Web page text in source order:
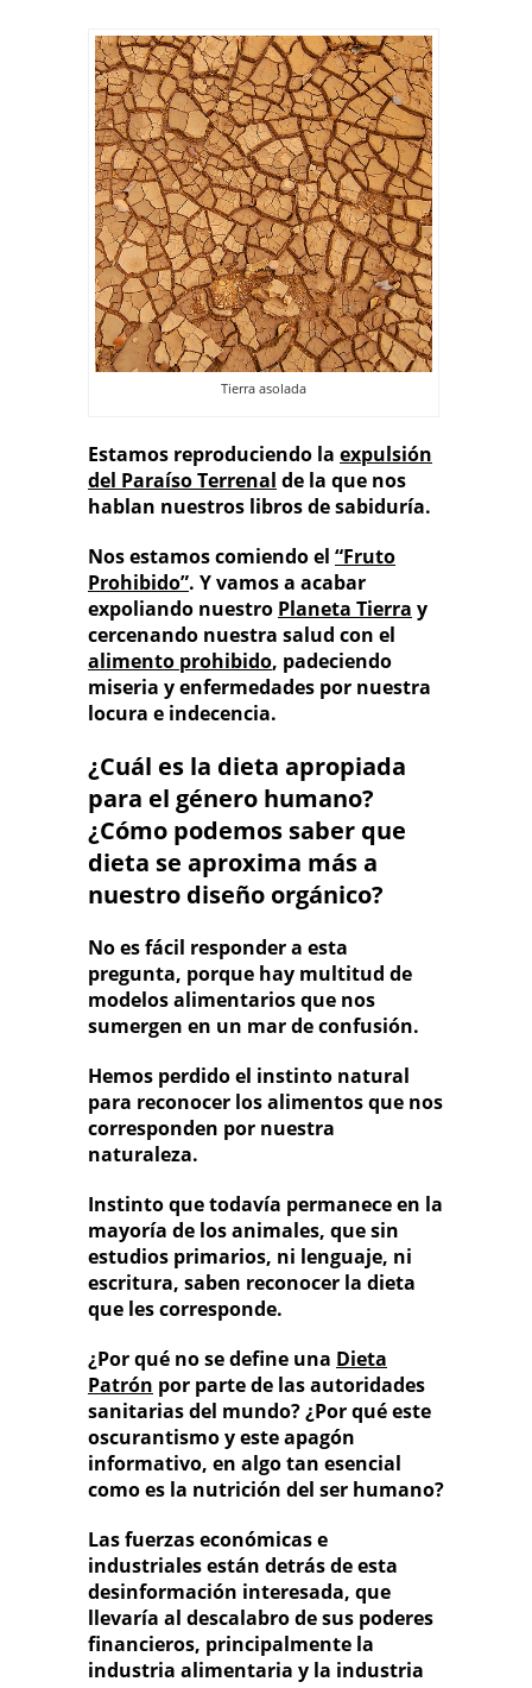
Tierra asolada
Estamos reproduciendo la expulsión
del Paraíso Terrenal de la que nos
hablan nuestros libros de sabiduría.
Nos estamos comiendo el “Fruto
Prohibido”. Y vamos a acabar
expoliando nuestro Planeta Tierra y
cercenando nuestra salud con el
alimento prohibido, padeciendo
miseria y enfermedades por nuestra
locura e indecencia.
¿Cuál es la dieta apropiada
para el género humano?
¿Cómo podemos saber que
dieta se aproxima más a
nuestro diseño orgánico?
No es fácil responder a esta
pregunta, porque hay multitud de
modelos alimentarios que nos
sumergen en un mar de confusión.
Hemos perdido el instinto natural
para reconocer los alimentos que nos
corresponden por nuestra
naturaleza.
Instinto que todavía permanece en la
mayoría de los animales, que sin
estudios primarios, ni lenguaje, ni
escritura, saben reconocer la dieta
que les corresponde.
¿Por qué no se define una Dieta
Patrón por parte de las autoridades
sanitarias del mundo? ¿Por qué este
oscurantismo y este apagón
informativo, en algo tan esencial
como es la nutrición del ser humano?
Las fuerzas económicas e
industriales están detrás de esta
desinformación interesada, que
llevaría al descalabro de sus poderes
financieros, principalmente la
industria alimentaria y la industria